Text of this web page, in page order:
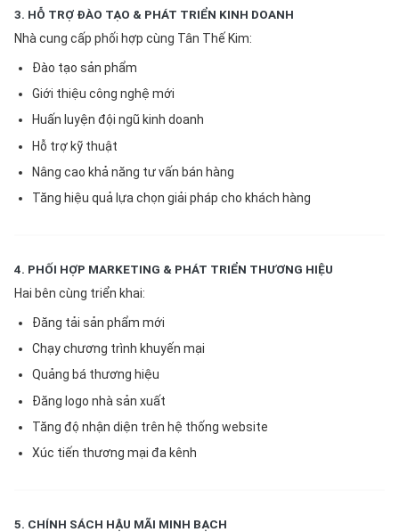
3. HỖ TRỢ ĐÀO TẠO & PHÁT TRIỂN KINH DOANH
Nhà cung cấp phối hợp cùng Tân Thế Kim:
Đào tạo sản phẩm
Giới thiệu công nghệ mới
Huấn luyện đội ngũ kinh doanh
Hỗ trợ kỹ thuật
Nâng cao khả năng tư vấn bán hàng
Tăng hiệu quả lựa chọn giải pháp cho khách hàng
4. PHỐI HỢP MARKETING & PHÁT TRIỂN THƯƠNG HIỆU
Hai bên cùng triển khai:
Đăng tải sản phẩm mới
Chạy chương trình khuyến mại
Quảng bá thương hiệu
Đăng logo nhà sản xuất
Tăng độ nhận diện trên hệ thống website
Xúc tiến thương mại đa kênh
5. CHÍNH SÁCH HẬU MÃI MINH BẠCH